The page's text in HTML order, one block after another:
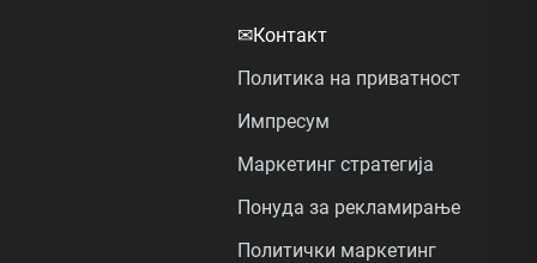
✉Контакт
Политика на приватност
Импресум
Маркетинг стратегија
Понуда за рекламирање
Политички маркетинг